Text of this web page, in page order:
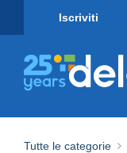
Iscriviti
Tutte le categorie